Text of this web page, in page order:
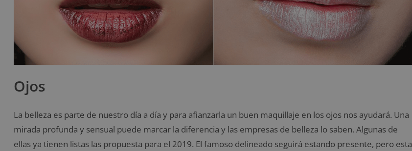
Ojos
La belleza es parte de nuestro día a día y para afianzarla un buen maquillaje en los ojos nos ayudará. Una
mirada profunda y sensual puede marcar la diferencia y las empresas de belleza lo saben. Algunas de
ellas ya tienen listas las propuesta para el 2019. El famoso delineado seguirá estando presente, pero esta